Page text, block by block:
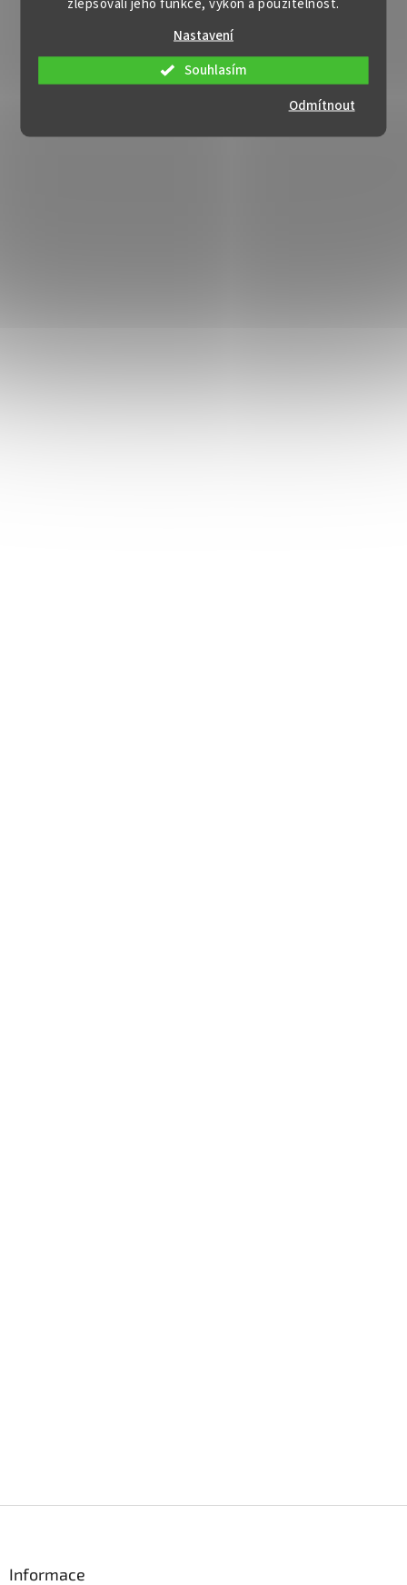
Nastavení
Odmítnout
Souhlasím
Informace